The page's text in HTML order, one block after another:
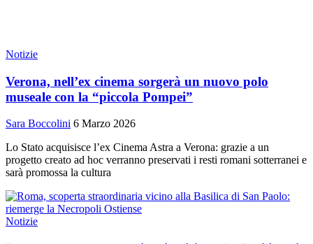
Notizie
Verona, nell’ex cinema sorgerà un nuovo polo
museale con la “piccola Pompei”
Sara Boccolini 6 Marzo 2026
Lo Stato acquisisce l’ex Cinema Astra a Verona: grazie a un
progetto creato ad hoc verranno preservati i resti romani sotterranei e
sarà promossa la cultura
Notizie